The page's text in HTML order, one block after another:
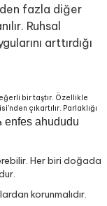
fazla diğer
Ruhsal
arttırdığı
bir taştır. Özellikle
çıkartılır. Parlaklığı
enfes ahududu
Her biri doğada
korunmalıdır.